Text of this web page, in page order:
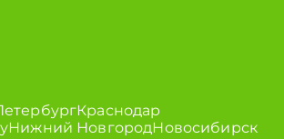
Краснодар
Нижний НовгородНовосибирск